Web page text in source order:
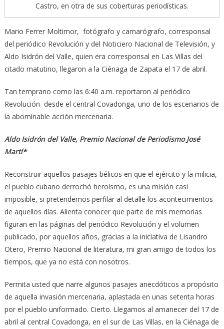
Castro, en otra de sus coberturas periodísticas.
Mario Ferrer Moltimor, fotógrafo y camarógrafo, corresponsal
del periódico Revolución y del Noticiero Nacional de Televisión, y
Aldo Isidrón del Valle, quien era corresponsal en Las Villas del
citado matutino, llegaron a la Ciénaga de Zapata el 17 de abril.
Tan temprano como las 6:40 a.m. reportaron al periódico
Revolución desde el central Covadonga, uno de los escenarios de
la abominable acción mercenaria.
Aldo Isidrón del Valle, Premio Nacional de Periodismo José
Martí*
Reconstruir aquellos pasajes bélicos en que el ejército y la milicia,
el pueblo cubano derrochó heroísmo, es una misión casi
imposible, si pretendemos perfilar al detalle los acontecimientos
de aquellos días. Alienta conocer que parte de mis memorias
figuran en las páginas del periódico Revolución y el volumen
publicado, por aquellos años, gracias a la iniciativa de Lisandro
Otero, Premio Nacional de literatura, mi gran amigo de todos los
tiempos, que ya no está con nosotros.
Permita usted que narre algunos pasajes anecdóticos a propósito
de aquella invasión mercenaria, aplastada en unas setenta horas
por el pueblo uniformado. Cierto. Llegamos al amanecer del 17 de
abril al central Covadonga, en el sur de Las Villas, en la Ciénaga de